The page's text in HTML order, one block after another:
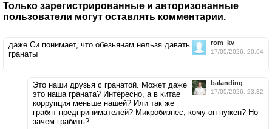
Только зарегистрированные и авторизованные
пользователи могут оставлять комментарии.
rom_kv
17/05/2026, 20:04
даже Си понимает, что обезьянам нельзя давать
гранаты
balanding
17/05/2026, 23:32
Это наши друзья с гранатой. Может даже
это наша граната? Интересно, а в китае
коррупция меньше нашей? Или так же
грабят предпринимателей? Микробизнес, кому он нужен? Но
зачем грабить?